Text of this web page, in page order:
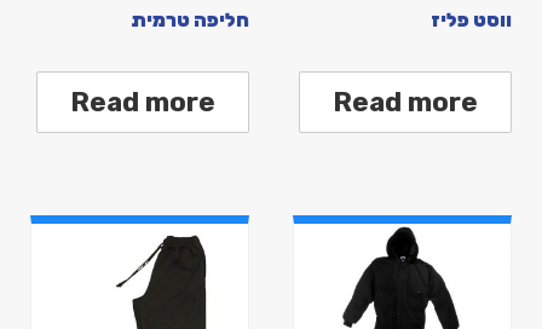
ווסט פליז
Read more
חליפה טרמית
Read more